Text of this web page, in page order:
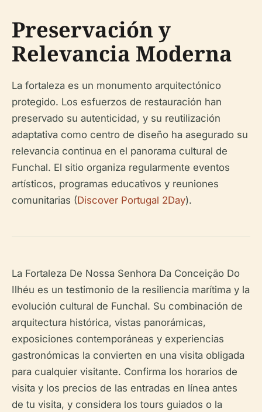
Preservación y
Relevancia Moderna
La fortaleza es un monumento arquitectónico
protegido. Los esfuerzos de restauración han
preservado su autenticidad, y su reutilización
adaptativa como centro de diseño ha asegurado su
relevancia continua en el panorama cultural de
Funchal. El sitio organiza regularmente eventos
artísticos, programas educativos y reuniones
comunitarias (Discover Portugal 2Day).
La Fortaleza De Nossa Senhora Da Conceição Do
Ilhéu es un testimonio de la resiliencia marítima y la
evolución cultural de Funchal. Su combinación de
arquitectura histórica, vistas panorámicas,
exposiciones contemporáneas y experiencias
gastronómicas la convierten en una visita obligada
para cualquier visitante. Confirma los horarios de
visita y los precios de las entradas en línea antes
de tu visita, y considera los tours guiados o la